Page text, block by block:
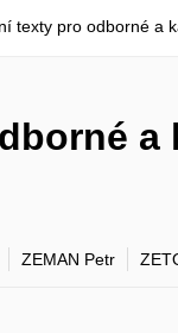
texty pro odborné a
ZEMAN Petr